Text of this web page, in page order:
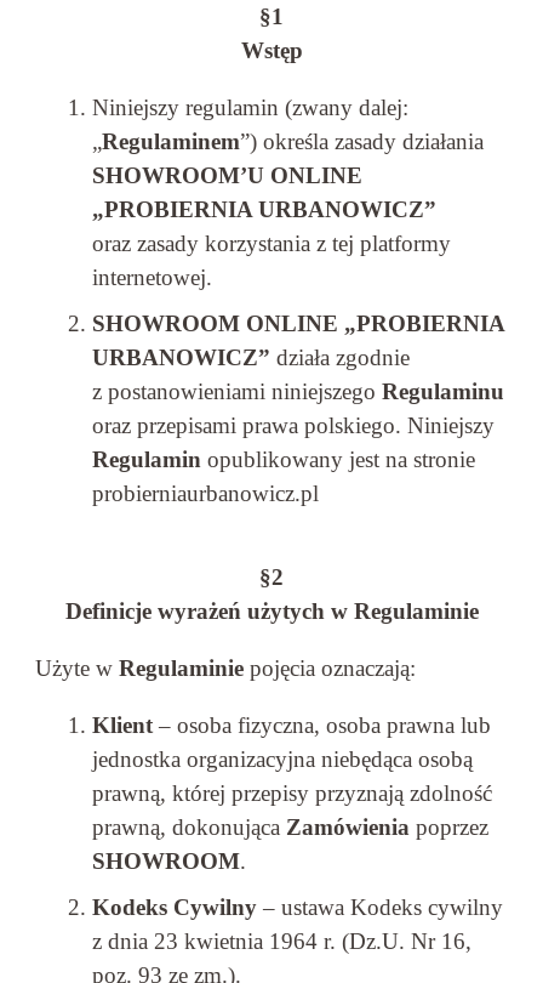
§1
Wstęp
Niniejszy regulamin (zwany dalej:
„Regulaminem”) określa zasady działania
SHOWROOM’U ONLINE
„PROBIERNIA URBANOWICZ”
oraz zasady korzystania z tej platformy
internetowej.
SHOWROOM ONLINE „PROBIERNIA
URBANOWICZ” działa zgodnie
z postanowieniami niniejszego Regulaminu
oraz przepisami prawa polskiego. Niniejszy
Regulamin opublikowany jest na stronie
probierniaurbanowicz.pl
§2
Definicje wyrażeń użytych w Regulaminie
Użyte w Regulaminiepojęcia oznaczają:
Klient– osoba fizyczna, osoba prawna lub
jednostka organizacyjna niebędąca osobą
prawną, której przepisy przyznają zdolność
prawną, dokonująca Zamówienia poprzez
SHOWROOM.
Kodeks Cywilny– ustawa Kodeks cywilny
z dnia 23 kwietnia 1964 r. (Dz.U. Nr 16,
poz. 93 ze zm.).